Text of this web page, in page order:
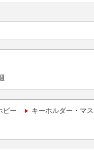
ビー キーホルダー・マ